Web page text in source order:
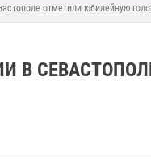
отметили юбилейную
В